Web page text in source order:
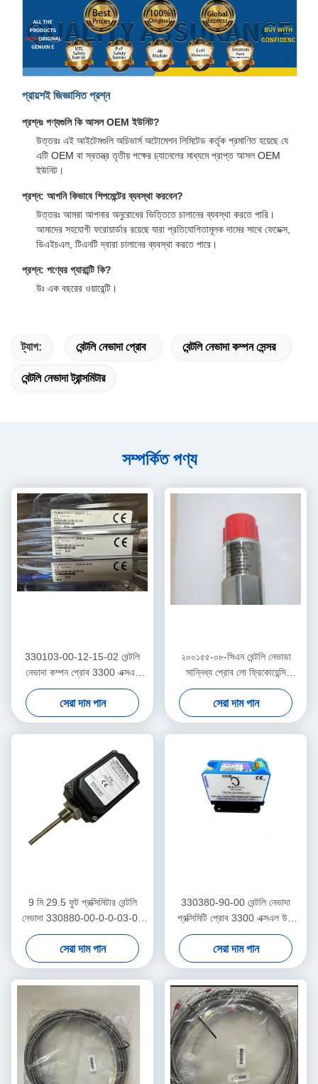
প্রায়শই জিজ্ঞাসিত প্রশ্ন
প্রশ্নঃ পণ্যগুলি কি আসল OEM ইউনিট?
উত্তরঃ এই আইটেমগুলি অচিভার্স অটোমেশন লিমিটেড কর্তৃক প্রমাণিত হয়েছে যে
এটি OEM বা স্বতন্ত্র তৃতীয় পক্ষের চ্যানেলের মাধ্যমে প্রাপ্ত আসল OEM
ইউনিট।
প্রশ্ন: আপনি কিভাবে শিপমেন্টের ব্যবস্থা করবেন?
উত্তরঃ আমরা আপনার অনুরোধের ভিত্তিতে চালানের ব্যবস্থা করতে পারি।
আমাদের সহযোগী ফরোয়ার্ডার রয়েছে যারা প্রতিযোগিতামূলক দামের সাথে ফেডেক্স,
ডিএইচএল, টিএনটি দ্বারা চালানের ব্যবস্থা করতে পারে।
প্রশ্ন: পণ্যের গ্যারান্টি কি?
উঃ এক বছরের ওয়ারেন্টি।
ট্যাগ: বেন্টলি নেভাদা প্রোব বেন্টলি নেভাদা কম্পন সেন্সর
বেন্টলি নেভাদা ট্রান্সমিটার
সম্পর্কিত পণ্য
330103-00-12-15-02 বেন্টলি
নেভাদা কম্পন প্রোব 3300 এক্সএল
প্রক্সিমিটার সেন্সর
সেরা দাম পান
২০০১৫৫-০৮-সিএন বেন্টলি নেভাডা
সান্নিধ্য প্রোব লো ফ্রিকোয়েন্সি
ট্রেন্ডমাস্টার প্রো অ্যাক্সিলারেমিটার
সেরা দাম পান
9 মি 29.5 ফুট প্রক্সিমিটার বেন্টলি
নেভাদা 330880-00-0-0-03-02
PROXPAC প্রক্সিমিটি ট্রান্সডুসার
সমাবেশ
সেরা দাম পান
330380-90-00 বেন্টলি নেভাদা
প্রক্সিমিটি প্রোব 3300 এক্সএল উচ্চ
তাপমাত্রা প্রক্সিমিটার সেন্সর
সেরা দাম পান